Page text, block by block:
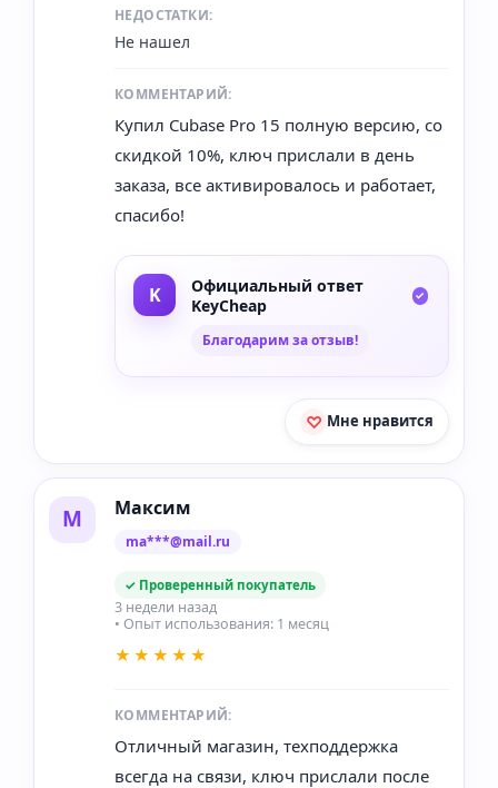
НЕДОСТАТКИ:
Не нашел
КОММЕНТАРИЙ:
Купил Cubase Pro 15 полную версию, со
скидкой 10%, ключ прислали в день
заказа, все активировалось и работает,
спасибо!
Официальный ответ
KeyCheap
Благодарим за отзыв!
Мне нравится
М Максим
ma***@mail.ru
✓ Проверенный покупатель
3 недели назад
• Опыт использования: 1 месяц
★★★★★
КОММЕНТАРИЙ:
Отличный магазин, техподдержка
всегда на связи, ключ прислали после